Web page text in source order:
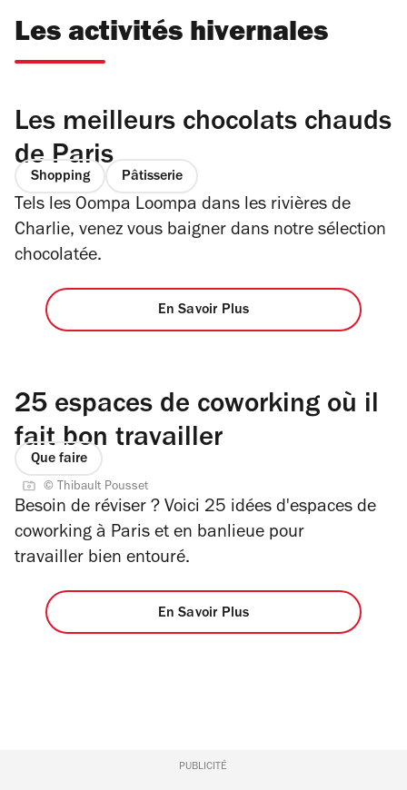
Les activités hivernales
Les meilleurs chocolats chauds
de Paris
Shopping Pâtisserie
Tels les Oompa Loompa dans les rivières de
Charlie, venez vous baigner dans notre sélection
chocolatée.
En Savoir Plus
25 espaces de coworking où il
fait bon travailler
Que faire
© Thibault Pousset
Besoin de réviser ? Voici 25 idées d'espaces de
coworking à Paris et en banlieue pour
travailler bien entouré.
En Savoir Plus
PUBLICITÉ